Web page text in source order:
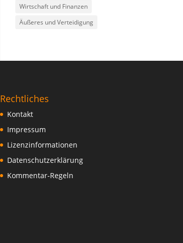
Wirtschaft und Finanzen
Äußeres und Verteidigung
Rechtliches
Kontakt
Impressum
Lizenzinformationen
Datenschutzerklärung
Kommentar-Regeln